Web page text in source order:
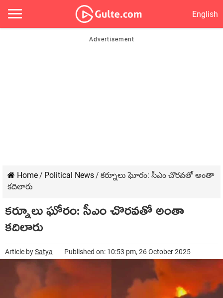
English
Home/ Political News/ కర్నూలు ఘోరం: సీఎం చొరవతో అంతా
కదిలారు
కర్నూలు ఘోరం: సీఎం చొరవతో అంతా
కదిలారు
Article bySatya Published on: 10:53 pm, 26 October 2025